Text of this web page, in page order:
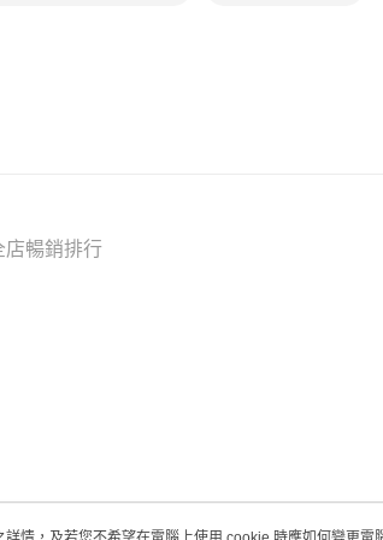
店暢銷排行